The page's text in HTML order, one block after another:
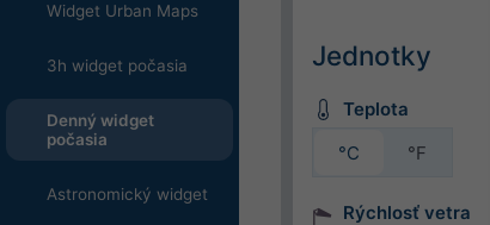
Widget Urban Maps
3h widget počasia
Denný widget
počasia
Astronomický widget
Jednotky
Teplota
°C
°F
Rýchlosť vetra